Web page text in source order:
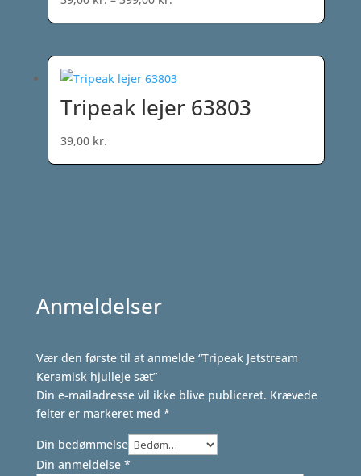
39,00 kr.
Tripeak lejer 63803
39,00 kr.
Anmeldelser
Vær den første til at anmelde “Tripeak Jetstream
Keramisk hjulleje sæt”
Din e-mailadresse vil ikke blive publiceret. Krævede
felter er markeret med *
Din bedømmelse
Din anmeldelse *